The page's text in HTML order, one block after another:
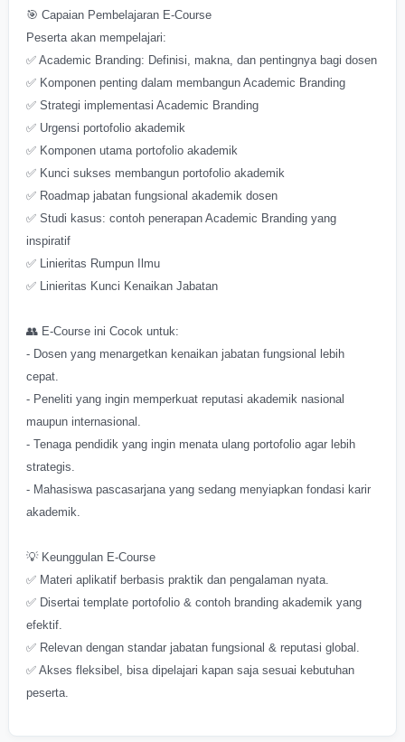
🎯 Capaian Pembelajaran E-Course
Peserta akan mempelajari:
✅ Academic Branding: Definisi, makna, dan pentingnya bagi dosen
✅ Komponen penting dalam membangun Academic Branding
✅ Strategi implementasi Academic Branding
✅ Urgensi portofolio akademik
✅ Komponen utama portofolio akademik
✅ Kunci sukses membangun portofolio akademik
✅ Roadmap jabatan fungsional akademik dosen
✅ Studi kasus: contoh penerapan Academic Branding yang
inspiratif
✅ Linieritas Rumpun Ilmu
✅ Linieritas Kunci Kenaikan Jabatan
👥 E-Course ini Cocok untuk:
- Dosen yang menargetkan kenaikan jabatan fungsional lebih
cepat.
- Peneliti yang ingin memperkuat reputasi akademik nasional
maupun internasional.
- Tenaga pendidik yang ingin menata ulang portofolio agar lebih
strategis.
- Mahasiswa pascasarjana yang sedang menyiapkan fondasi karir
akademik.
💡 Keunggulan E-Course
✅ Materi aplikatif berbasis praktik dan pengalaman nyata.
✅ Disertai template portofolio & contoh branding akademik yang
efektif.
✅ Relevan dengan standar jabatan fungsional & reputasi global.
✅ Akses fleksibel, bisa dipelajari kapan saja sesuai kebutuhan
peserta.